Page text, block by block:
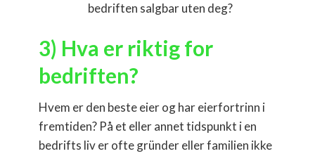
bedriften salgbar uten deg?
3) Hva er riktig for
bedriften?
Hvem er den beste eier og har eierfortrinn i
fremtiden? På et eller annet tidspunkt i en
bedrifts liv er ofte gründer eller familien ikke